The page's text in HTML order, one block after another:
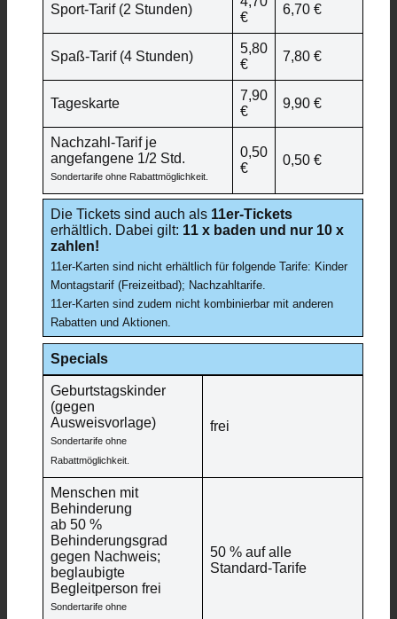
Sport-Tarif (2 Stunden)
€
6,70 €
Spaß-Tarif (4 Stunden)
5,80
€
7,80 €
Tageskarte
7,90
€
9,90 €
Nachzahl-Tarif je
angefangene 1/2 Std.
Sondertarife ohne Rabattmöglichkeit.
0,50
€
0,50 €
Die Tickets sind auch als 11er-Tickets
erhältlich. Dabei gilt: 11 x baden und nur 10 x
zahlen!
11er-Karten sind nicht erhältlich für folgende Tarife: Kinder
Montagstarif (Freizeitbad); Nachzahltarife.
11er-Karten sind zudem nicht kombinierbar mit anderen
Rabatten und Aktionen.
Specials
Geburtstagskinder
(gegen
Ausweisvorlage)
Sondertarife ohne
Rabattmöglichkeit.
frei
Menschen mit
Behinderung
ab 50 %
Behinderungsgrad
gegen Nachweis;
beglaubigte
Begleitperson frei
Sondertarife ohne
50 % auf alle
Standard-Tarife